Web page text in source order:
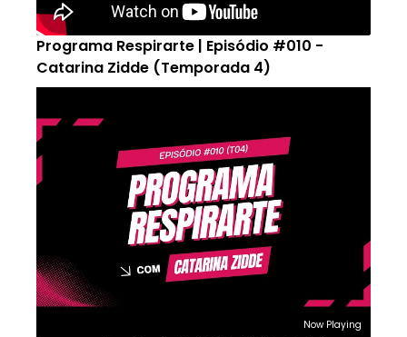
Programa Respirarte | Episódio #010 -
Catarina Zidde (Temporada 4)
Now Playing